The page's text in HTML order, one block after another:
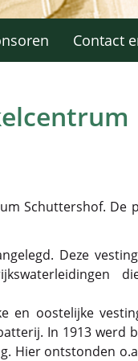
Contact
Schuttershof. De
Deze
en oostelijke
In 1913 werd
Hier ontstonden